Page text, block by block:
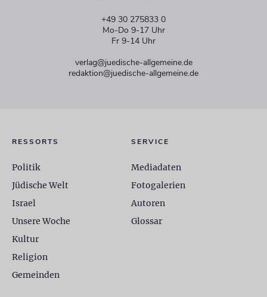
+49 30 275833 0
Mo-Do 9-17 Uhr
Fr 9-14 Uhr
verlag@juedische-allgemeine.de
redaktion@juedische-allgemeine.de
RESSORTS
Politik
Jüdische Welt
Israel
Unsere Woche
Kultur
Religion
Gemeinden
SERVICE
Mediadaten
Fotogalerien
Autoren
Glossar